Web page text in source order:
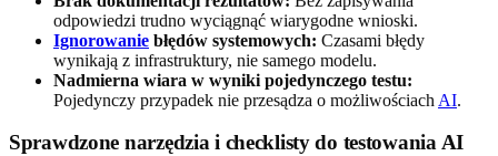
odpowiedzi trudno wyciągnąć wiarygodne wnioski.
Ignorowanie błędów systemowych: Czasami błędy
wynikają z infrastruktury, nie samego modelu.
Nadmierna wiara w wyniki pojedynczego testu:
Pojedynczy przypadek nie przesądza o możliwościach AI.
Sprawdzone narzędzia i checklisty do testowania AI